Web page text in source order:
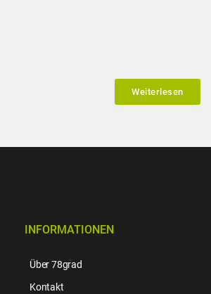
Weiterlesen
INFORMATIONEN
Über 78grad
Kontakt